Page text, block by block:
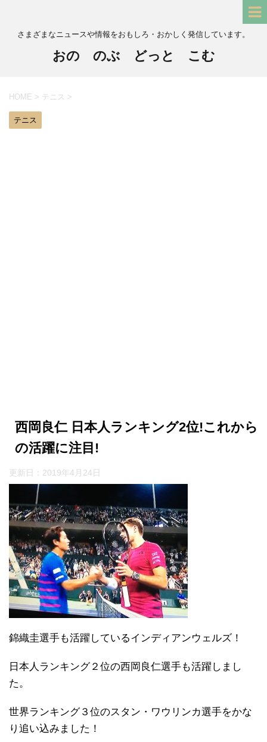
さまざまなニュースや情報をおもしろ・おかしく発信しています。
おの のぶ どっと こむ
HOME > テニス >
テニス
西岡良仁 日本人ランキング2位!これから
の活躍に注目!
更新日： 2019年4月24日
錦織圭選手も活躍しているインディアンウェルズ！
日本人ランキング２位の西岡良仁選手も活躍しまし
た。
世界ランキング３位のスタン・ワウリンカ選手をかな
り追い込みました！